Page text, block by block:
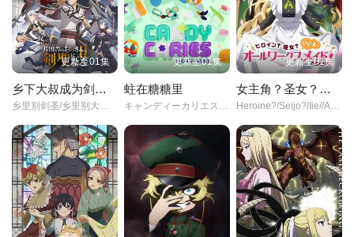
更新至01集
乡下大叔成为剑圣第二季
乡里别剑圣/乡里别大叔剑圣/片田舎のおっさん、剣聖になる/第二期/From/Old/Country/Bumpkin/to/Master/Swordsman/
更新至01集
蛀在糖糖里
キャンディーカリエスCandy/Caries/
更新至01集
女主角？圣女？不，我是杂役女仆（自豪）！
Heroine?/Seijo?/Iie//All/Works/Maid/desu/(Hokori)!/Heroine?/Saint?/No//I'm/an/All-Works/Maid/(And/Proud/of/It)!/